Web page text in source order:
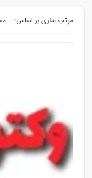
مرتب سازی بر اساس: